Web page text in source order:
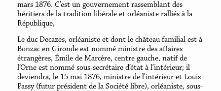
mars 1876. C’est un gouvernement rassemblant des
héritiers de la tradition libérale et orléaniste ralliés à la
République,
Le duc Decazes, orléaniste et dont le château familial est à
Bonzac en Gironde est nommé ministre des affaires
étrangères, Émile de Marcère, centre gauche, natif de
l’Orne est nommé sous-secrétaire d’état à l’intérieur; il
deviendra, le 15 mai 1876, ministre de l’intérieur et Louis
Passy (futur président de la Société libre), orléaniste, sous-